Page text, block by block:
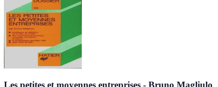
Les petites et moyennes entreprises - Bruno Magliulo